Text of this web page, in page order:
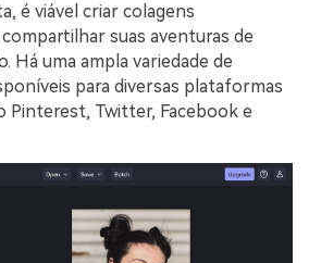
é viável criar colagens
suas aventuras de
Há uma ampla variedade de
para diversas plataformas
Pinterest, Twitter, Facebook e